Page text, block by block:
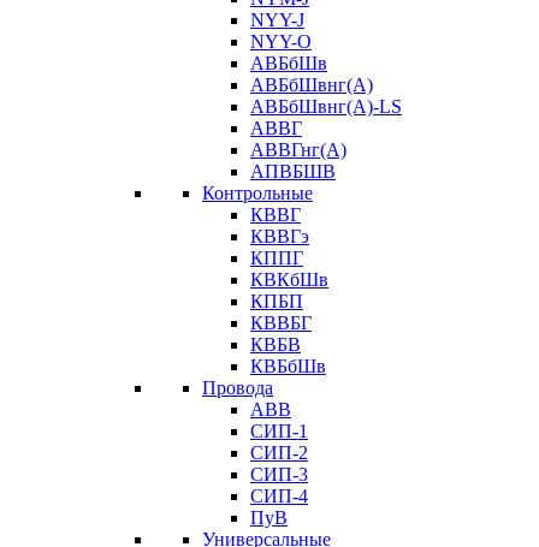
NYY-J
NYY-O
АВБбШв
АВБбШвнг(А)
АВБбШвнг(А)-LS
АВВГ
АВВГнг(А)
АПВБШВ
Контрольные
КВВГ
КВВГэ
КППГ
КВКбШв
КПБП
КВВБГ
КВБВ
КВБбШв
Провода
АВВ
СИП-1
СИП-2
СИП-3
СИП-4
ПуВ
Универсальные